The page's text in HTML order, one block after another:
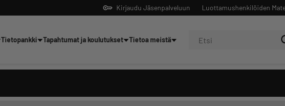
Kirjaudu Jäsenpalveluun Luottamushenkilöiden
Tietopankki Tapahtumat ja koulutukset Tietoa meistä
tekoälyltä